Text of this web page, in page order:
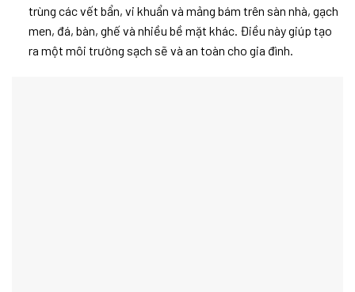
trùng các vết bẩn, vi khuẩn và mảng bám trên sàn nhà, gạch
men, đá, bàn, ghế và nhiều bề mặt khác. Điều này giúp tạo
ra một môi trường sạch sẽ và an toàn cho gia đình.